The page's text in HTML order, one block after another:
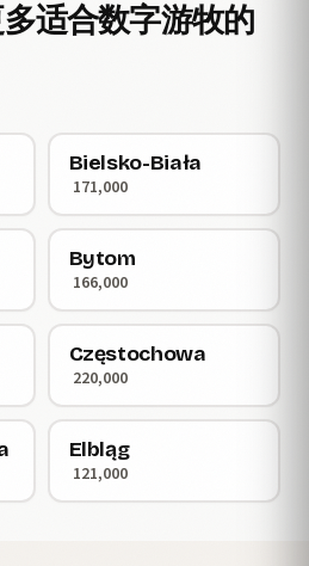
适合数字游牧的
Bielsko-Biała
171,000
Bytom
166,000
Częstochowa
220,000
Elbląg
121,000